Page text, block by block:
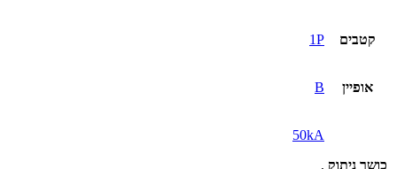
קטבים 1P
אופיין B
כושר ניתוק
50kA
,